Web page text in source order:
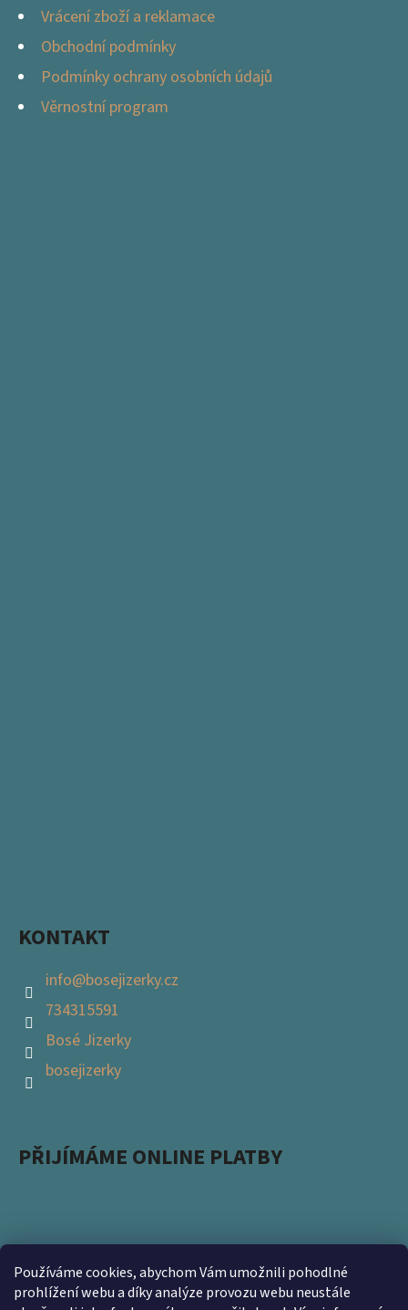
Používáme cookies, abychom Vám umožnili pohodlné
prohlížení webu a díky analýze provozu webu neustále
Vrácení zboží a reklamace
Obchodní podmínky
Podmínky ochrany osobních údajů
Věrnostní program
KONTAKT
info@bosejizerky.cz
734315591
Bosé Jizerky
bosejizerky
PŘIJÍMÁME ONLINE PLATBY
Podpořte s námi přírodu a zapojte se do projektu